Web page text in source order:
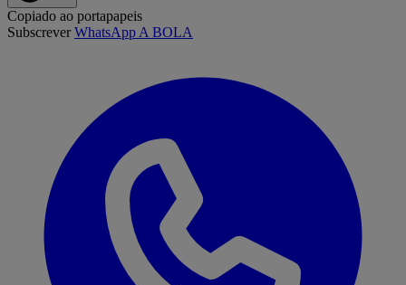
Copiado ao portapapeis
SubscreverWhatsApp A BOLA